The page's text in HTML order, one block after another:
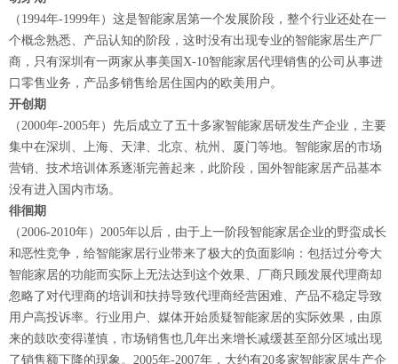
（1994年-1999年）这是智能家居第一个发展阶段，整个行业还处在一
个概念熟悉、产品认知的阶段，这时没有出现专业的智能家居生产厂
商，只有深圳有一两家从事美国X-10智能家居代理销售的公司从事进
口零售业务，产品多销售给居住国内的欧美用户。
开创期
（2000年-2005年）先后成立了五十多家智能家居研发生产企业，主要
集中在深圳、上海、天津、北京、杭州、厦门等地。智能家居的市场
营销、技术培训体系逐渐完善起来，此阶段，国外智能家居产品基本
没有进入国内市场。
徘徊期
（2006-2010年）2005年以后，由于上一阶段智能家居企业的野蛮成长
和恶性竞争，给智能家居行业带来了极大的负面影响：包括过分夸大
智能家居的功能而实际上无法达到这个效果、厂商只顾发展代理商却
忽略了对代理商的培训和扶持导致代理商经营困难、产品不稳定导致
用户高投诉率。行业用户、媒体开始质疑智能家居的实际效果，由原
来的鼓吹变得谨慎，市场销售也几年出来增长减缓甚至部分区域出现
了销售额下降的现象。2005年-2007年，大约有20多家智能家居生产企